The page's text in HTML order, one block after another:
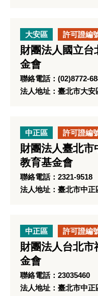
大安區 許可證編
財團法人國立
金會
聯絡電話：(02)8772-
法人地址：臺北市大
中正區 許可證編
財團法人臺北
教育基金會
聯絡電話：2321-9518
法人地址：臺北市中正
中正區 許可證編
財團法人台北
金會
聯絡電話：23035460
法人地址：臺北市中